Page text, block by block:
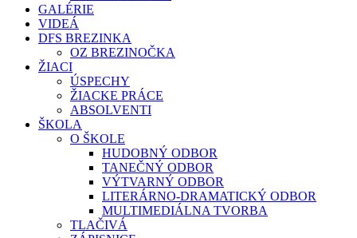
GALÉRIE
VIDEÁ
DFS BREZINKA
OZ BREZINOČKA
ŽIACI
ÚSPECHY
ŽIACKE PRÁCE
ABSOLVENTI
ŠKOLA
O ŠKOLE
HUDOBNÝ ODBOR
TANEČNÝ ODBOR
VÝTVARNÝ ODBOR
LITERÁRNO-DRAMATICKÝ ODBOR
MULTIMEDIÁLNA TVORBA
TLAČIVÁ